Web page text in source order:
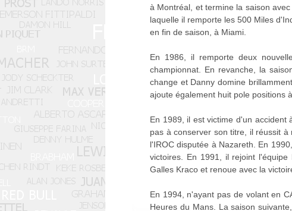
à Montréal, et termine la saison
laquelle il remporte les 500 Miles
en fin de saison, à Miami.
En 1986, il remporte deux
championnat. En revanche, la
change et Danny domine
ajoute également huit pole positions
En 1989, il est victime d'un accident
pas à conserver son titre, il réussit
l'IROC disputée à Nazareth. En
victoires. En 1991, il rejoint
Galles Kraco et renoue avec la
En 1994, n'ayant pas de volant en
Heures du Mans. La saison